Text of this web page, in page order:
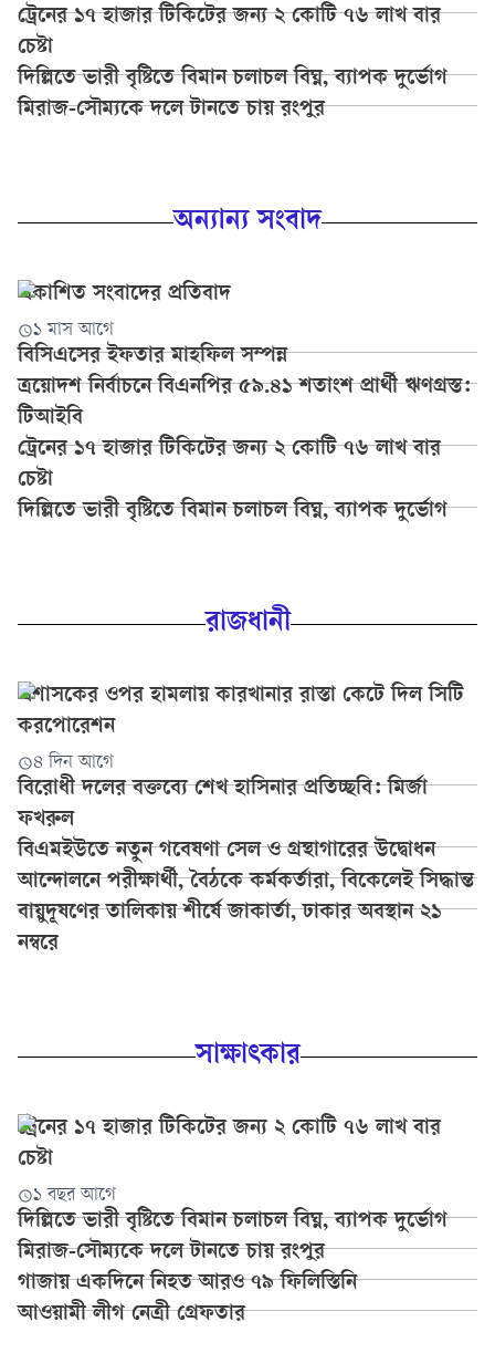
ট্রেনের ১৭ হাজার টিকিটের জন্য ২ কোটি ৭৬ লাখ বার
চেষ্টা
দিল্লিতে ভারী বৃষ্টিতে বিমান চলাচল বিঘ্ন, ব্যাপক দুর্ভোগ
মিরাজ-সৌম্যকে দলে টানতে চায় রংপুর
অন্যান্য সংবাদ
প্রকাশিত সংবাদের প্রতিবাদ
১ মাস আগে
বি‌সিএসের ইফতার মাহ‌ফিল সম্পন্ন
ত্রয়োদশ নির্বাচনে বিএনপির ৫৯.৪১ শতাংশ প্রার্থী ঋণগ্রস্ত:
টিআইবি
ট্রেনের ১৭ হাজার টিকিটের জন্য ২ কোটি ৭৬ লাখ বার
চেষ্টা
দিল্লিতে ভারী বৃষ্টিতে বিমান চলাচল বিঘ্ন, ব্যাপক দুর্ভোগ
রাজধানী
প্রশাসকের ওপর হামলায় কারখানার রাস্তা কেটে দিল সিটি
করপোরেশন
৪ দিন আগে
বিরোধী দলের বক্তব্যে শেখ হাসিনার প্রতিচ্ছবি: মির্জা
ফখরুল
বিএমইউতে নতুন গবেষণা সেল ও গ্রন্থাগারের উদ্বোধন
আন্দোলনে পরীক্ষার্থী, বৈঠকে কর্মকর্তারা, বিকেলেই সিদ্ধান্ত
বায়ুদূষণের তালিকায় শীর্ষে জাকার্তা, ঢাকার অবস্থান ২১
নম্বরে
সাক্ষাৎকার
ট্রেনের ১৭ হাজার টিকিটের জন্য ২ কোটি ৭৬ লাখ বার
চেষ্টা
১ বছর আগে
দিল্লিতে ভারী বৃষ্টিতে বিমান চলাচল বিঘ্ন, ব্যাপক দুর্ভোগ
মিরাজ-সৌম্যকে দলে টানতে চায় রংপুর
গাজায় একদিনে নিহত আরও ৭৯ ফিলিস্তিনি
আওয়ামী লীগ নেত্রী গ্রেফতার